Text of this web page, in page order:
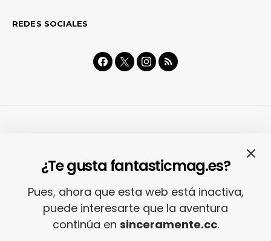
REDES SOCIALES
El temazo «Be The
Meister» de Rels B y
Deva es la colabo
¿Te gusta fantasticmag.es?
Pues, ahora que esta web está inactiva,
puede interesarte que la aventura
continúa en sinceramente.cc.